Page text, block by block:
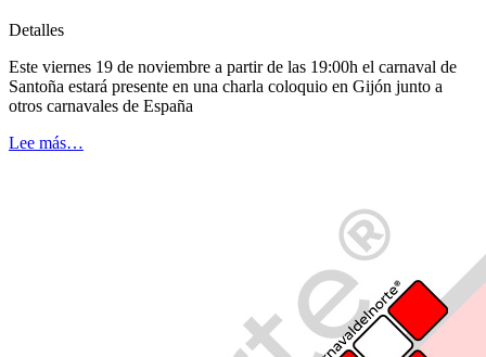
Detalles
Este viernes 19 de noviembre a partir de las 19:00h el carnaval de
Santoña estará presente en una charla coloquio en Gijón junto a
otros carnavales de España
Lee más…